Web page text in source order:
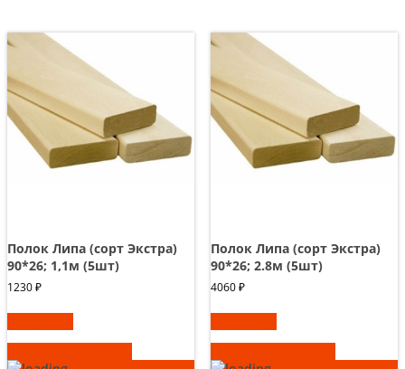
Полок Липа (сорт Экстра)
90*26; 1,1м (5шт)
1230₽
Полок Липа (сорт Экстра)
90*26; 2.8м (5шт)
4060₽